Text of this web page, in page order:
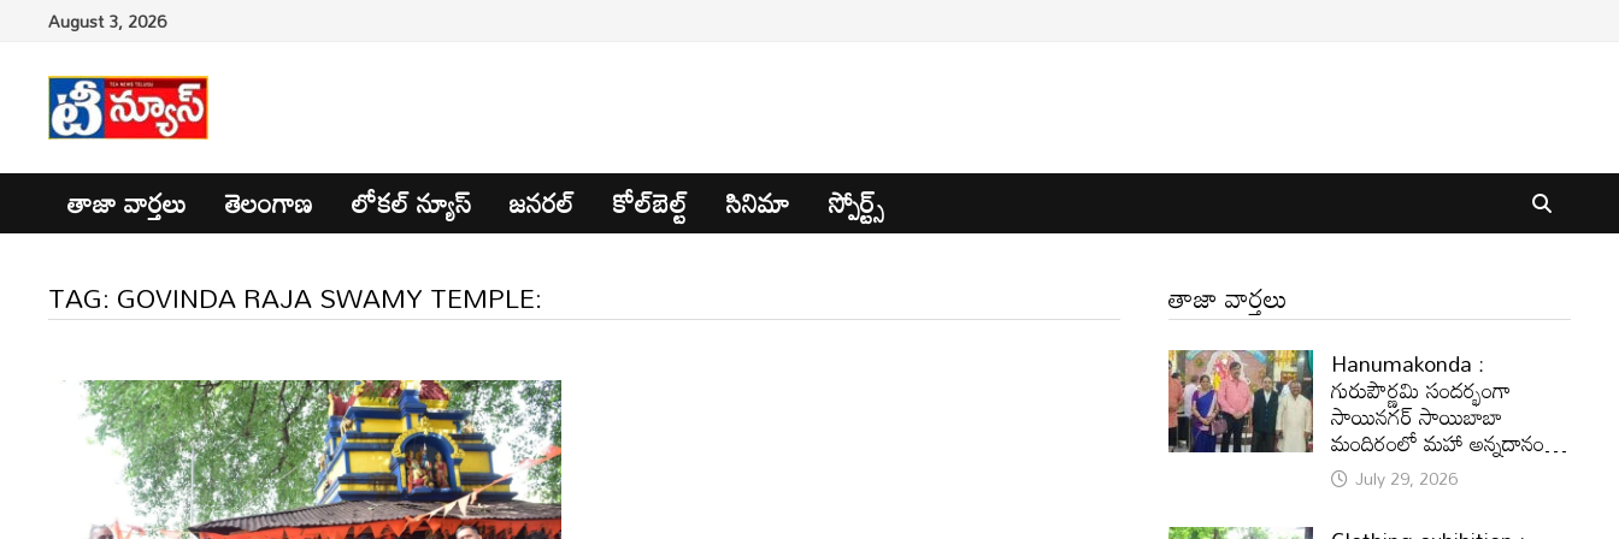
content
August 3, 2026
తాజా వార్తలు తెలంగాణ లోకల్ న్యూస్ జనరల్ కోల్‌బెల్ట్ సినిమా
స్పోర్ట్స్
TAG:GOVINDA RAJA SWAMY TEMPLE: తాజా వార్తలు
Hanumakonda :
గురుపౌర్ణమి సందర్భంగా
సాయినగర్‌ సాయిబాబా
మందిరంలో మహా అన్నదానం…
July 29, 2026